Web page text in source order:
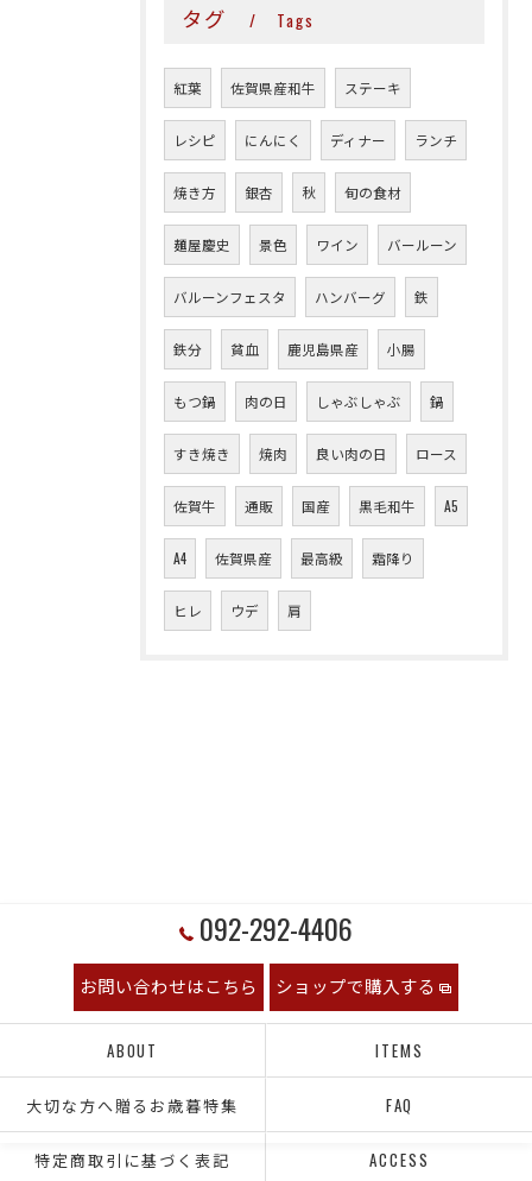
タグ Tags
紅葉 佐賀県産和牛 ステーキ
レシピ にんにく ディナー ランチ
焼き方 銀杏 秋 旬の食材
麺屋慶史 景色 ワイン バールーン
バルーンフェスタ ハンバーグ 鉄
鉄分 貧血 鹿児島県産 小腸
もつ鍋 肉の日 しゃぶしゃぶ 鍋
すき焼き 焼肉 良い肉の日 ロース
佐賀牛 通販 国産 黒毛和牛 A5
A4 佐賀県産 最高級 霜降り
ヒレ ウデ 肩
092-292-4406
お問い合わせはこちら ショップで購入する
ABOUT ITEMS
大切な方へ贈るお歳暮特集 FAQ
特定商取引に基づく表記 ACCESS